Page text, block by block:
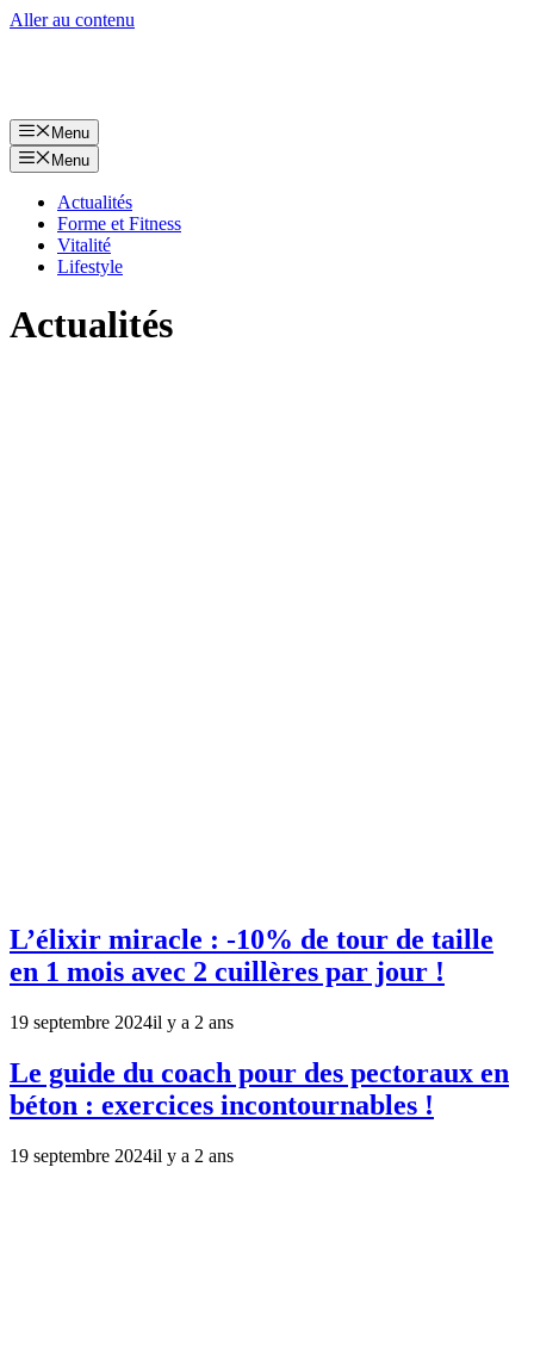
Aller au contenu
Menu
Menu
Actualités
Forme et Fitness
Vitalité
Lifestyle
Actualités
L’élixir miracle : -10% de tour de taille
en 1 mois avec 2 cuillères par jour !
19 septembre 2024il y a 2 ans
Le guide du coach pour des pectoraux en
béton : exercices incontournables !
19 septembre 2024il y a 2 ans